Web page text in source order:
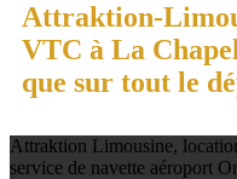
Attraktion-
VTC à La
que sur tout le
Attraktion Limousine,
service de navette aéroport